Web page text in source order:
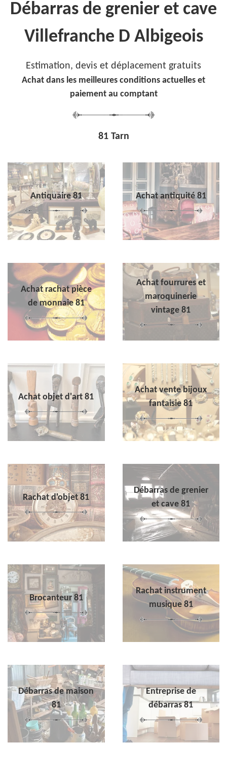
Débarras de grenier et cave
Villefranche D Albigeois
Estimation, devis et déplacement gratuits
Achat dans les meilleures conditions actuelles et
paiement au comptant
81 Tarn
Antiquaire 81 Achat antiquité 81
Achat rachat pièce
de monnaie 81
Achat fourrures et
maroquinerie
vintage 81
Achat objet d'art 81
Achat vente bijoux
fantaisie 81
Rachat d'objet 81
Débarras de grenier
et cave 81
Brocanteur 81
Rachat instrument
musique 81
Débarras de maison
81
Entreprise de
débarras 81